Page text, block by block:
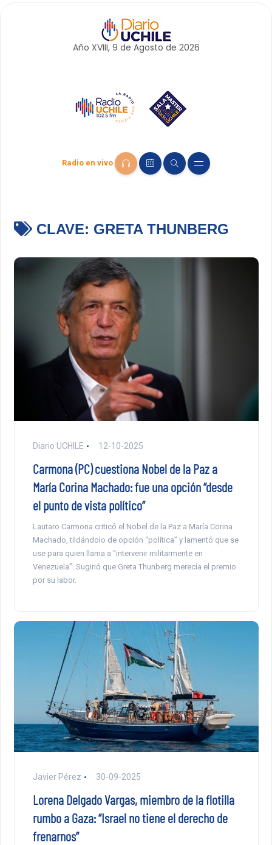
Año XVIII, 9 de Agosto de 2026
Radio en vivo
CLAVE: GRETA THUNBERG
Diario UCHILE 12-10-2025
Carmona (PC) cuestiona Nobel de la Paz a
María Corina Machado: fue una opción “desde
el punto de vista político”
Lautaro Carmona criticó el Nobel de la Paz a María Corina
Machado, tildándolo de opción “política” y lamentó que se
use para quien llama a “intervenir militarmente en
Venezuela”. Sugirió que Greta Thunberg merecía el premio
por su labor.
Javier Pérez 30-09-2025
Lorena Delgado Vargas, miembro de la flotilla
rumbo a Gaza: “Israel no tiene el derecho de
frenarnos”